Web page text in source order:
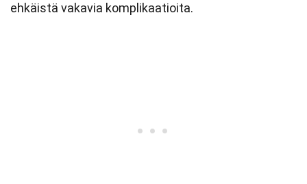
ehkäistä vakavia komplikaatioita.